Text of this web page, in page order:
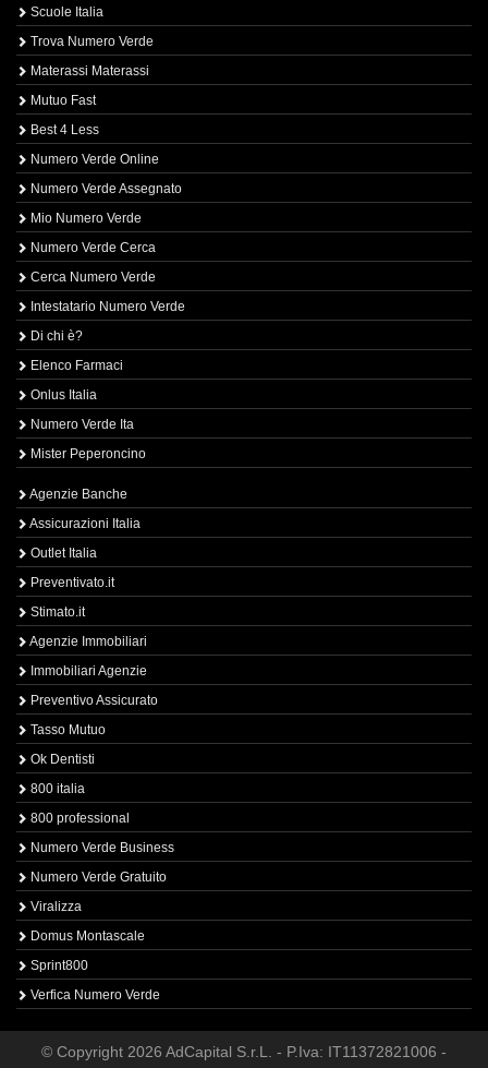
Scuole Italia
Trova Numero Verde
Materassi Materassi
Mutuo Fast
Best 4 Less
Numero Verde Online
Numero Verde Assegnato
Mio Numero Verde
Numero Verde Cerca
Cerca Numero Verde
Intestatario Numero Verde
Di chi è?
Elenco Farmaci
Onlus Italia
Numero Verde Ita
Mister Peperoncino
Agenzie Banche
Assicurazioni Italia
Outlet Italia
Preventivato.it
Stimato.it
Agenzie Immobiliari
Immobiliari Agenzie
Preventivo Assicurato
Tasso Mutuo
Ok Dentisti
800 italia
800 professional
Numero Verde Business
Numero Verde Gratuito
Viralizza
Domus Montascale
Sprint800
Verfica Numero Verde
© Copyright 2026 AdCapital S.r.L. - P.Iva: IT11372821006 -